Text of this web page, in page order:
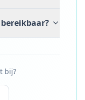
bij?